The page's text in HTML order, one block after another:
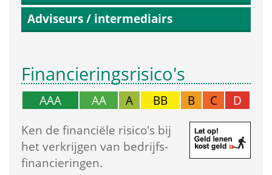
Adviseurs / intermediairs
Financierings­risico's
AAA AA A BB B C
D
Ken de financiële risico's bij
het verkrijgen van bedrijfs­
financieringen.